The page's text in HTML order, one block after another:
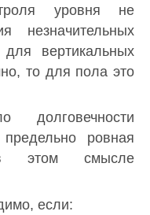
уровня не
незначительных
вертикальных
то для пола это
долговечности
ровная
этом смысле
если: